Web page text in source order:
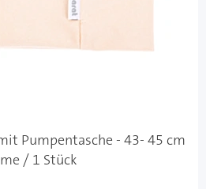
Pumpentasche - 43- 45 cm
/ 1 Stück